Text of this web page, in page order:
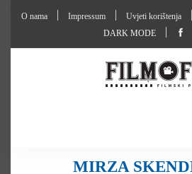
O nama Impressum Uvjeti korištenja
DARK MODE
MIRZA